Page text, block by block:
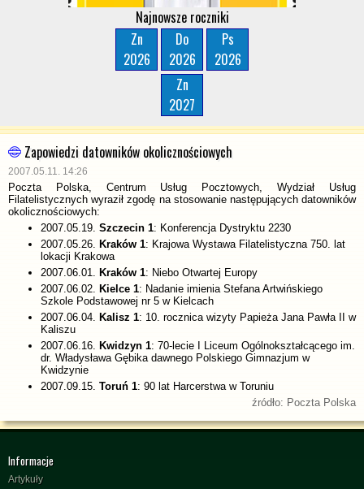
Najnowsze roczniki
Zn
2026
Do
2026
Ps
2026
Zn
2027
Zapowiedzi datowników okolicznościowych
2007.05.11. 14:26
Poczta Polska, Centrum Usług Pocztowych, Wydział Usług
Filatelistycznych wyraził zgodę na stosowanie następujących datowników
okolicznościowych:
2007.05.19. Szczecin 1: Konferencja Dystryktu 2230
2007.05.26. Kraków 1: Krajowa Wystawa Filatelistyczna 750. lat
lokacji Krakowa
2007.06.01. Kraków 1: Niebo Otwartej Europy
2007.06.02. Kielce 1: Nadanie imienia Stefana Artwińskiego
Szkole Podstawowej nr 5 w Kielcach
2007.06.04. Kalisz 1: 10. rocznica wizyty Papieża Jana Pawła II w
Kaliszu
2007.06.16. Kwidzyn 1: 70-lecie I Liceum Ogólnokształcącego im.
dr. Władysława Gębika dawnego Polskiego Gimnazjum w
Kwidzynie
2007.09.15. Toruń 1: 90 lat Harcerstwa w Toruniu
źródło: Poczta Polska
Informacje
Artykuły